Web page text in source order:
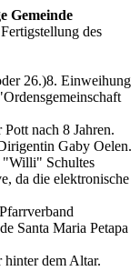
Gemeinde
des
26.)8. Einweihung
nach 8 Jahren.
Gaby Oelen.
"Willi" Schultes
da die elektronische
Santa Maria Petapa
dem Altar.